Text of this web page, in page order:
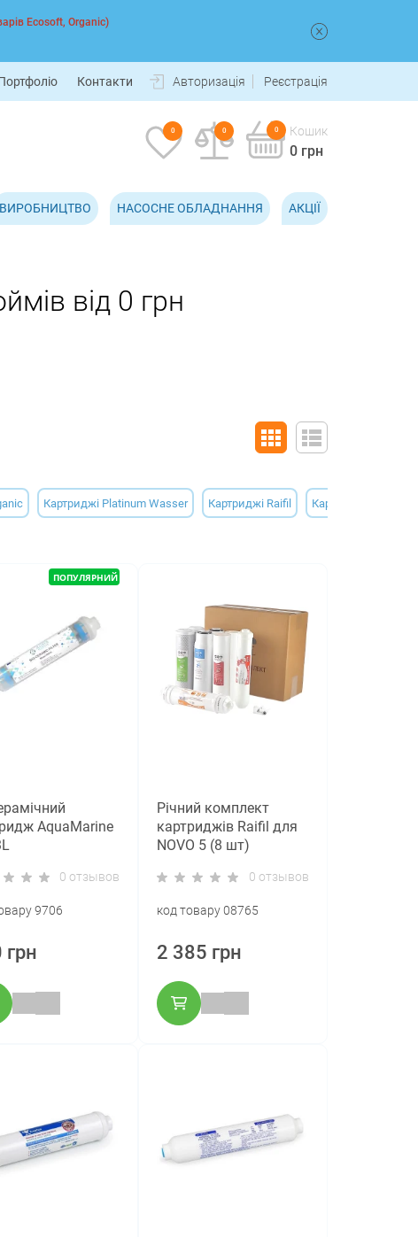
Ecosoft, Organic)
Контакти Авторизація Реєстрація
0 0 0 Кошик
0 грн
ВИРОБНИЦТВО НАСОСНЕ ОБЛАДНАННЯ АКЦІЇ
від 0 грн
Картриджі Platinum Wasser Картриджі Raifil Картриджі для
ПОПУЛЯРНИЙ
AquaMarine
0 отзывов
9706
грн
Річний комплект
картриджів Raifil для
NOVO 5 (8 шт)
0 отзывов
код товару 08765
2 385 грн